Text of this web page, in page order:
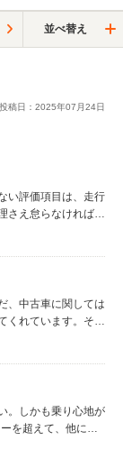
並べ替え
投稿日： 2025年07 月24日
い評価項目は、走行
え怠らなければエ
最大の魅力は上方排
の機能です。剛性
なく、それゆえ重量
と個人的には思い
、中古車に関しては
くれています。それ
ーよりも完璧主義の
？と聞いてみた
ナーの細かい要求に
にあるというだそ
。しかも乗り心地が
を超えて、他に類